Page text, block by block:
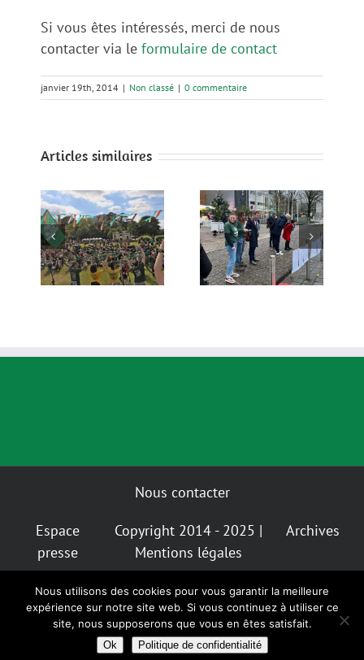
Si vous êtes intéressés, merci de nous
contacter via le formulaire de contact
janvier 19th, 2014 | Non classé | 0 commentaire
Articles similaires
mandat de
Nantes
Métropole : Tout
juste la
moyenne, doit
redoubler
Le Camp Climat
Ouest a tenu ses
promesses !
Nous contacter
Espace
presse
Copyright 2014 - 2025 |
Mentions légales
Archives
InstagramFacebook
Mastodon
Alternatiba
Nantes
Facebook
Bluesky
GIGNV
Nous utilisons des cookies pour vous garantir la meilleure
expérience sur notre site web. Si vous continuez à utiliser ce
site, nous supposerons que vous en êtes satisfait.
Ok Politique de confidentialité